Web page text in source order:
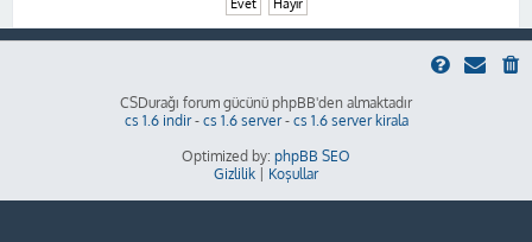
CSDurağı forum gücünü phpBB'den almaktadır
cs 1.6 indir- cs 1.6 server- cs 1.6 server kirala
Optimized by: phpBB SEO
Gizlilik
Koşullar